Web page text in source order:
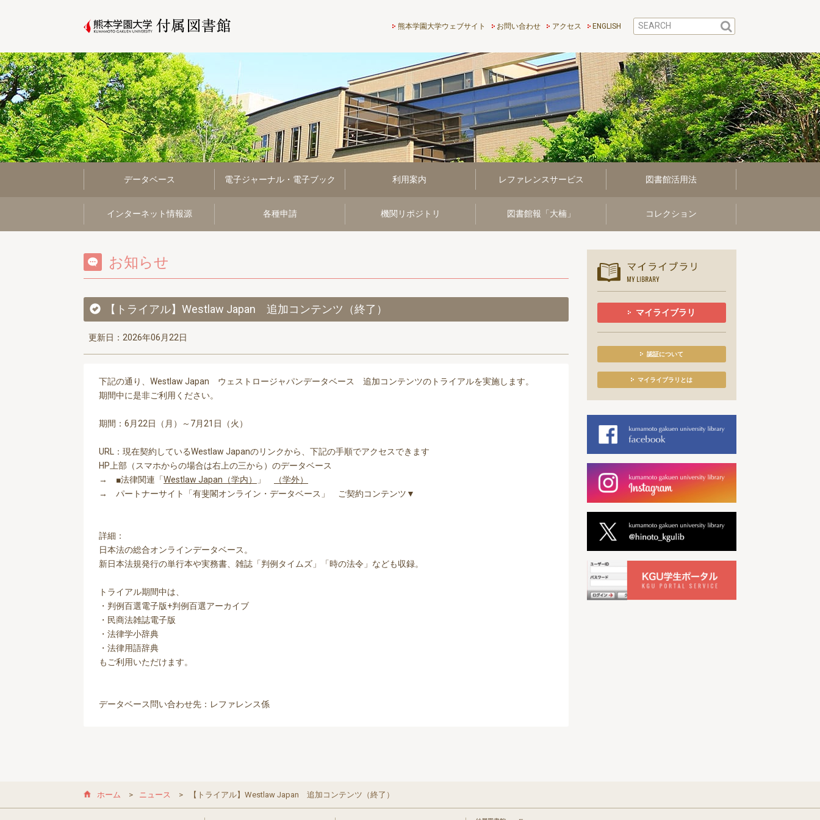
熊本学園大学付属図書館
熊本学園大学ウェブサイト お問い合わせ アクセス ENGLISH
データベース 電子ジャーナル・電子ブック 利用案内 レファレンスサービス 図書館活用法
インターネット情報源 各種申請 機関リポジトリ 図書館報「大楠」 コレクション
お知らせ
【トライアル】Westlaw Japan 追加コンテンツ（終了）
更新日：2026年06月22日
下記の通り、Westlaw Japan ウェストロージャパンデータベース 追加コンテンツのトライアルを実施します。
期間中に是非ご利用ください。
期間：6月22日（月）～7月21日（火）
URL：現在契約しているWestlaw Japanのリンクから、下記の手順でアクセスできます
HP上部（スマホからの場合は右上の三から）のデータベース
→ ■法律関連「Westlaw Japan（学内） 」
（学外）
→ パートナーサイト「有斐閣オンライン・データベース」 ご契約コンテンツ▼
詳細：
日本法の総合オンラインデータベース。
新日本法規発行の単行本や実務書、雑誌「判例タイムズ」「時の法令」なども収録。
トライアル期間中は、
・判例百選電子版+判例百選アーカイブ
・民商法雑誌電子版
・法律学小辞典
・法律用語辞典
もご利用いただけます。
データベース問い合わせ先：レファレンス係
マイライブラリ
認証について
マイライブラリとは
ホーム ニュース 【トライアル】Westlaw Japan 追加コンテンツ（終了）